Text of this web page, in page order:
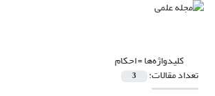
کلیدواژه‌ها =احکام
تعداد مقالات: 3